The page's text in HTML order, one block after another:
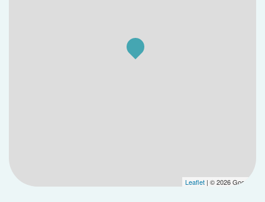
Leaflet | © 2026 Google